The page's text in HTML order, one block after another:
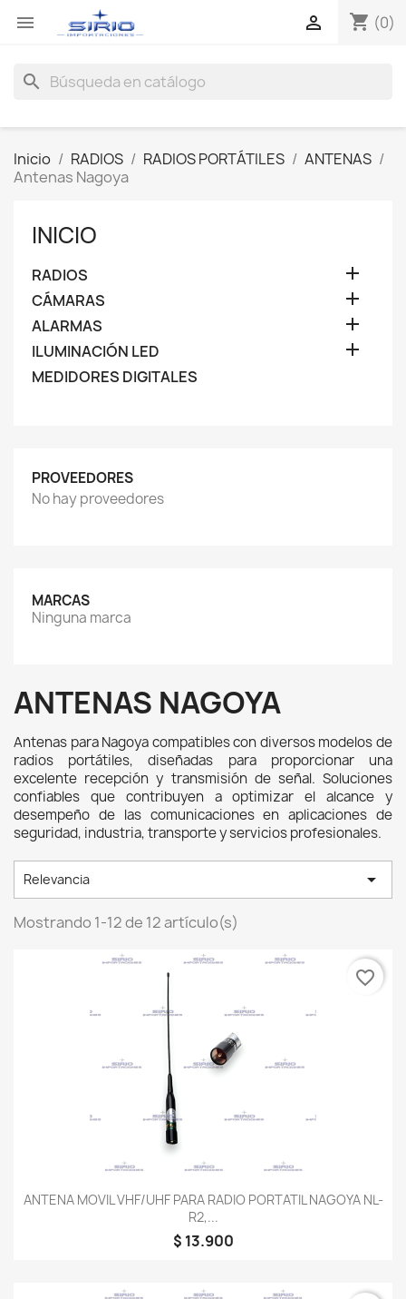
 shopping_cart (0)

search
Inicio RADIOS RADIOS PORTÁTILES
ANTENAS
Antenas Nagoya
INICIO
RADIOS 
CÁMARAS 
ALARMAS 
ILUMINACIÓN LED 
MEDIDORES DIGITALES
PROVEEDORES
No hay proveedores
MARCAS
Ninguna marca
ANTENAS NAGOYA
Antenas para Nagoya compatibles con diversos modelos de
radios portátiles, diseñadas para proporcionar una
excelente recepción y transmisión de señal. Soluciones
confiables que contribuyen a optimizar el alcance y
desempeño de las comunicaciones en aplicaciones de
seguridad, industria, transporte y servicios profesionales.
Relevancia 
Mostrando 1-12 de 12 artículo(s)
ANTENA MOVIL VHF/UHF PARA RADIO PORTATIL NAGOYA NL-
R2,...
$ 13.900
favorite_border